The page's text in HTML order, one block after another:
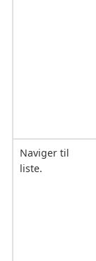
Naviger til
liste.